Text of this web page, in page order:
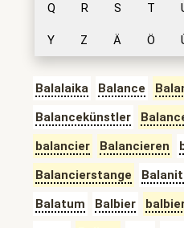
Q R S T
Y Z Ä Ö
Balalaika Balance
Balancekünstler
balancier
Balancieren
Balancierstange
Balatum
Balbier